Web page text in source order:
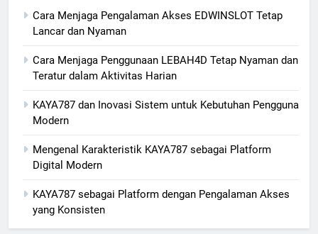
Cara Menjaga Pengalaman Akses EDWINSLOT Tetap
Lancar dan Nyaman
Cara Menjaga Penggunaan LEBAH4D Tetap Nyaman dan
Teratur dalam Aktivitas Harian
KAYA787 dan Inovasi Sistem untuk Kebutuhan Pengguna
Modern
Mengenal Karakteristik KAYA787 sebagai Platform
Digital Modern
KAYA787 sebagai Platform dengan Pengalaman Akses
yang Konsisten